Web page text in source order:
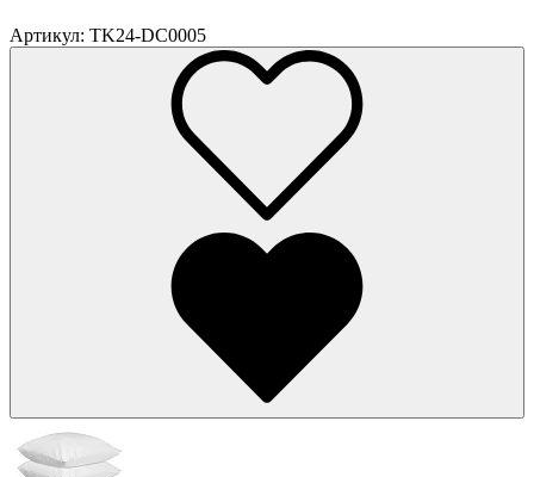
Артикул: TK24-DC0005